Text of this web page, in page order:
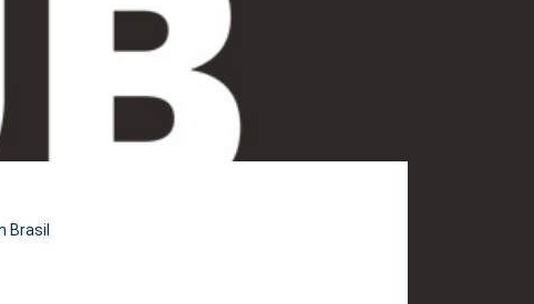
Brasil